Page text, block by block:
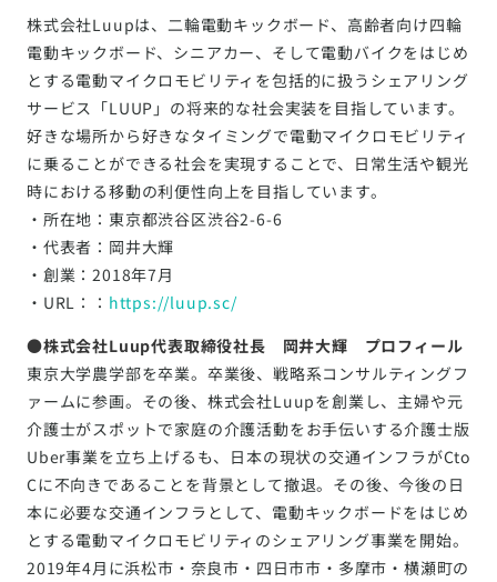
株式会社Luupは、二輪電動キックボード、高齢者向け四輪
電動キックボード、シニアカー、そして電動バイクをはじめ
とする電動マイクロモビリティを包括的に扱うシェアリング
サービス「LUUP」の将来的な社会実装を目指しています。
好きな場所から好きなタイミングで電動マイクロモビリティ
に乗ることができる社会を実現することで、日常生活や観光
時における移動の利便性向上を目指しています。
・所在地：東京都渋谷区渋谷2-6-6
・代表者：岡井大輝
・創業：2018年7月
・URL：： https://luup.sc/
●株式会社Luup代表取締役社長 岡井大輝 プロフィール
東京大学農学部を卒業。卒業後、戦略系コンサルティングフ
ァームに参画。その後、株式会社Luupを創業し、主婦や元
介護士がスポットで家庭の介護活動をお手伝いする介護士版
Uber事業を立ち上げるも、日本の現状の交通インフラがCto
Cに不向きであることを背景として撤退。その後、今後の日
本に必要な交通インフラとして、電動キックボードをはじめ
とする電動マイクロモビリティのシェアリング事業を開始。
2019年4月に浜松市・奈良市・四日市市・多摩市・横瀬町の